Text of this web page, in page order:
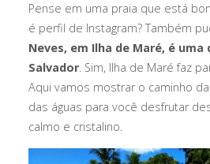
Pense em uma praia que está
é perfil de Instagram? Também
Neves, em Ilha de Maré, é uma
Salvador. Sim, Ilha de Maré faz
Aqui vamos mostrar o caminho
das águas para você desfrutar
calmo e cristalino.